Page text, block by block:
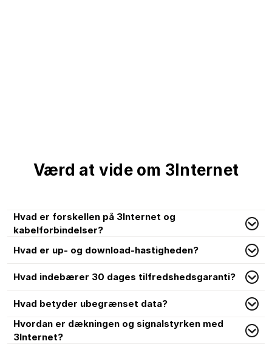
Værd at vide om 3Internet
Hvad er forskellen på 3Internet og
kabelforbindelser?
Hvad er up- og download-hastigheden?
Hvad indebærer 30 dages tilfredshedsgaranti?
Hvad betyder ubegrænset data?
Hvordan er dækningen og signalstyrken med
3Internet?